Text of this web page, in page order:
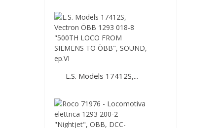
L.S. Models 17412S,...